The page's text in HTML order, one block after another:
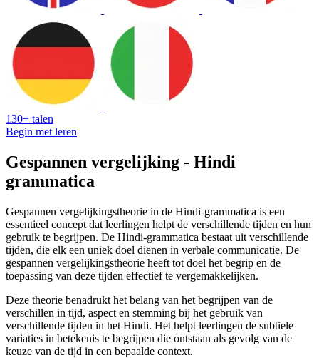
130+ talen
Begin met leren
Gespannen vergelijking - Hindi
grammatica
Gespannen vergelijkingstheorie in de Hindi-grammatica is een
essentieel concept dat leerlingen helpt de verschillende tijden en hun
gebruik te begrijpen. De Hindi-grammatica bestaat uit verschillende
tijden, die elk een uniek doel dienen in verbale communicatie. De
gespannen vergelijkingstheorie heeft tot doel het begrip en de
toepassing van deze tijden effectief te vergemakkelijken.
Deze theorie benadrukt het belang van het begrijpen van de
verschillen in tijd, aspect en stemming bij het gebruik van
verschillende tijden in het Hindi. Het helpt leerlingen de subtiele
variaties in betekenis te begrijpen die ontstaan als gevolg van de
keuze van de tijd in een bepaalde context.